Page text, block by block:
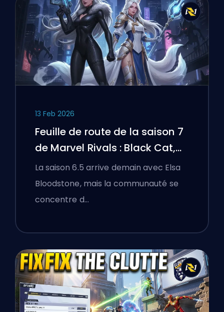
13 Feb 2026
Feuille de route de la saison 7
de Marvel Rivals : Black Cat,
White Fox, et l'événement
Monsters Take Manhattan
La saison 6.5 arrive demain avec Elsa
Bloodstone, mais la communauté se
concentre d…